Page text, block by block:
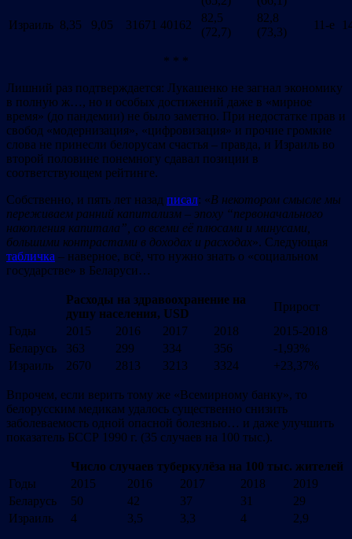
Израиль 8,35 9,05 31671 40162
82,5
(72,7)
82,8
(73,3)
11-е
* * *
Лишний раз подтверждается: Лукашенко не загнал экономику
в полную ж…, но и особых достижений даже в «мирное
время» (до пандемии) не было заметно. При недостатке прав и
свобод «модернизация», «цифровизация» и прочие громкие
слова не принесли белорусам счастья – правда, и Израиль во
второй половине понемногу сдавал позиции в
соответствующем рейтинге.
Cобственно, и пять лет назад писал: «В некотором смысле мы
переживаем ранний капитализм – эпоху “первоначального
накопления капитала ” , со всеми её плюсами и минусами,
большими контрастами в доходах и расходах». Следующая
табличка – наверное, всё, что нужно знать о «социальном
государстве» в Беларуси…
Расходы на здравоохранение на
душу населения, USD
Прирост
Годы
2015 2016 2017 2018
2015-2018
Беларусь
363 299 334 356
-1,93%
Израиль
2670 2813 3213 3324 +23,37%
Впрочем, если верить тому же «Всемирному банку», то
белорусским медикам удалось существенно снизить
заболеваемость одной опасной болезнью… и даже улучшить
показатель БССР 1990 г. (35 случаев на 100 тыс.).
Число случаев туберкулёза на 100 тыс. жителей
Годы
2015 2016 2017 2018
2019
Беларусь
50 42 37 31
29
Израиль
4 3,5 3,3 4 2,9